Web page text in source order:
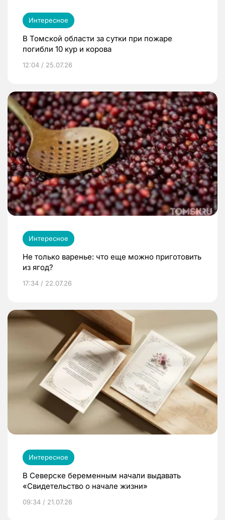
Интересное
В Томской области за сутки при пожаре
погибли 10 кур и корова
12:04 / 25.07.26
Интересное
Не только варенье: что еще можно приготовить
из ягод?
17:34 / 22.07.26
Интересное
В Северске беременным начали выдавать
«Свидетельство о начале жизни»
09:34 / 21.07.26